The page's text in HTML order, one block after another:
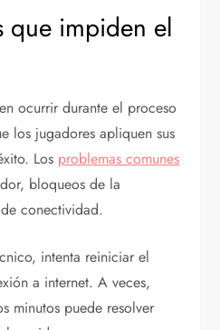
que impiden el
ocurrir durante el proceso
los jugadores apliquen sus
Los problemas comunes
bloqueos de la
conectividad.
intenta reiniciar el
a internet. A veces,
minutos puede resolver